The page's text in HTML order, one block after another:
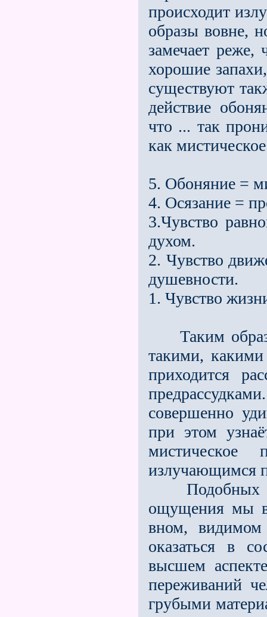
происходит
образы вовне,
замечает
хорошие
существуют
действие
что ... так
как
5. Обоняние =
4. Осязание =
3.Чувство
духом.
2. Чувство
душевности.
1. Чувство
Таким
такими,
приходится
совершенно
при этом
мистическое
излучающимся
Подобных
ощущения мы
вном,
оказаться в
высшем
переживаний
грубыми